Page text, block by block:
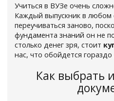
Учиться в ВУЗе очень
Каждый выпускник в любом
переучиваться заново,
фундамента знаний он не
столько денег зря, стоит
нас, что обойдется
Как выбрать